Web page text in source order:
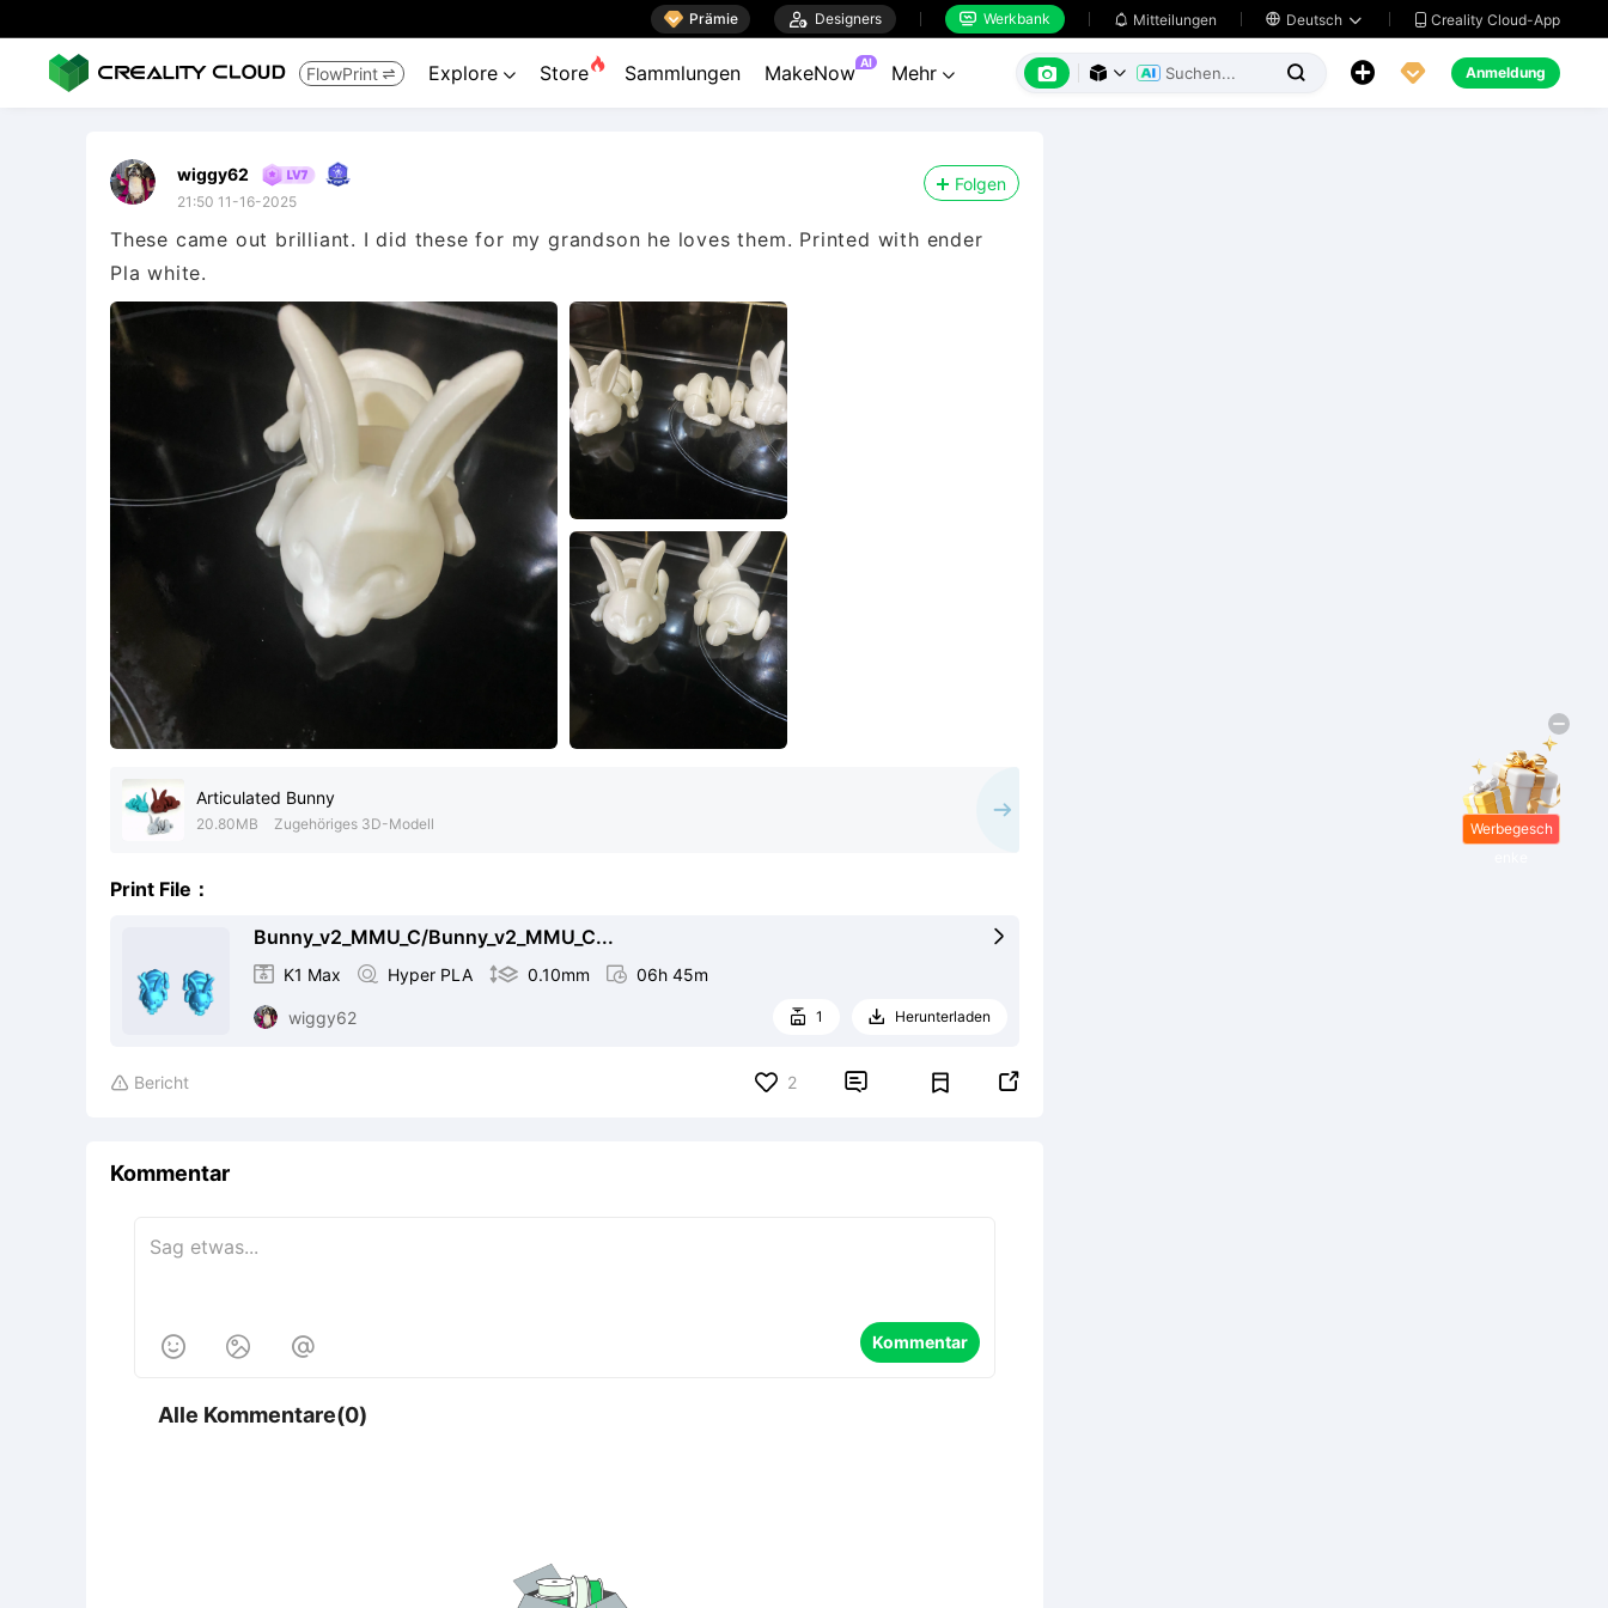
 Prämie  Designers  Werkbank  Mitteilungen  Deutsch   Creality Cloud-App
FlowPrint  Explore  Store Sammlungen MakeNow AI Mehr        Anmeldung
wiggy62
21:50 11-16-2025
Folgen
These came out brilliant. I did these for my grandson he loves them. Printed with ender
Pla white.
Articulated Bunny
20.80MB Zugehöriges 3D-Modell
Print File：
Bunny_v2_MMU_C/Bunny_v2_MMU_C...

 K1 Max  Hyper PLA  0.10mm  06h 45m
wiggy62  1  Herunterladen
 Bericht 2  
Kommentar
   Kommentar
Alle Kommentare(0)
Werbegesch